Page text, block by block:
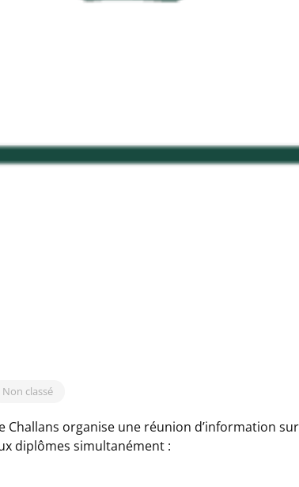
Non classé
Challans organise une réunion d’information
diplômes simultanément :